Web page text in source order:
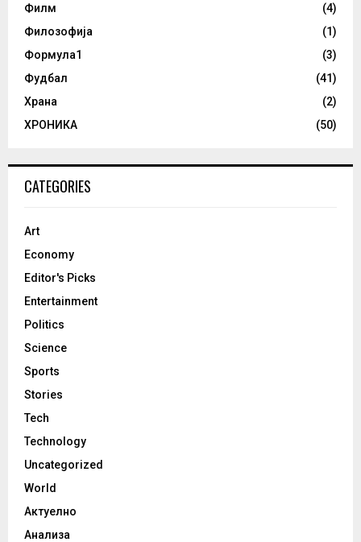
Филм
(4)
Филозофија
(1)
Формула1
(3)
Фудбал
(41)
Храна
(2)
ХРОНИКА
(50)
CATEGORIES
Art
Economy
Editor's Picks
Entertainment
Politics
Science
Sports
Stories
Tech
Technology
Uncategorized
World
Актуелно
Анализа